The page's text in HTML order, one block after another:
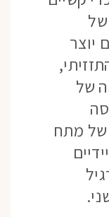
של
יוצר
של
של מתח